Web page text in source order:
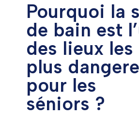
Pourquoi la
de bain est
des lieux les
plus
pour les
séniors ?